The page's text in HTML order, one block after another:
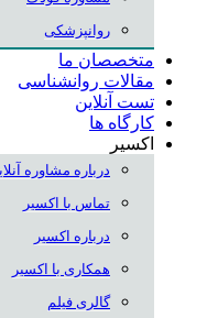
روانپزشکی
متخصصان ما
مقالات روانشناسی
تست آنلاین
کارگاه ها
اکسیر
درباره مشاوره
تماس با اکسیر
درباره اکسیر
همکاری با اکسیر
گالری فیلم